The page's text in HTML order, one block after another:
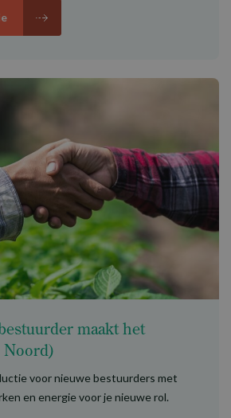
maakt het
voor nieuwe bestuurders met
en energie voor je nieuwe rol.